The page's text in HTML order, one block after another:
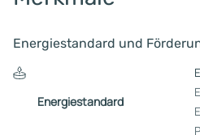
Energiestandard und
Energiestandard